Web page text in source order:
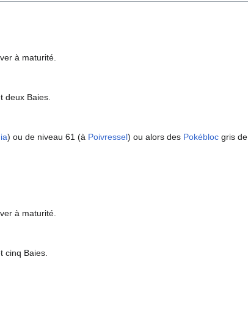
à maturité.
deux Baies.
) ou de niveau 61 (à Poivressel) ou alors des Pokébloc gris de
à maturité.
cinq Baies.